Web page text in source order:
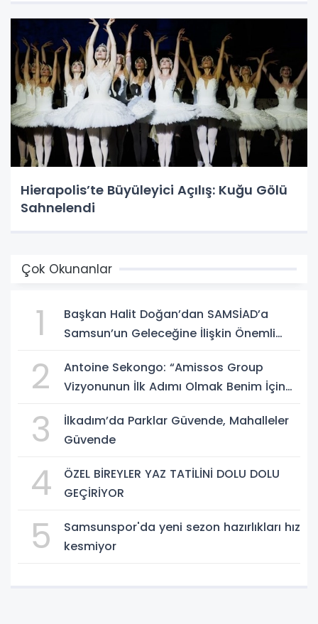
Hierapolis’te Büyüleyici Açılış: Kuğu Gölü
Sahnelendi
Çok Okunanlar
1
Başkan Halit Doğan’dan SAMSİAD’a
Samsun’un Geleceğine İlişkin Önemli
2
Antoine Sekongo: “Amissos Group
Vizyonunun İlk Adımı Olmak Benim İçin
3
İlkadım’da Parklar Güvende, Mahalleler
Güvende
4
ÖZEL BİREYLER YAZ TATİLİNİ DOLU DOLU
GEÇİRİYOR
5
Samsunspor'da yeni sezon hazırlıkları hız
kesmiyor